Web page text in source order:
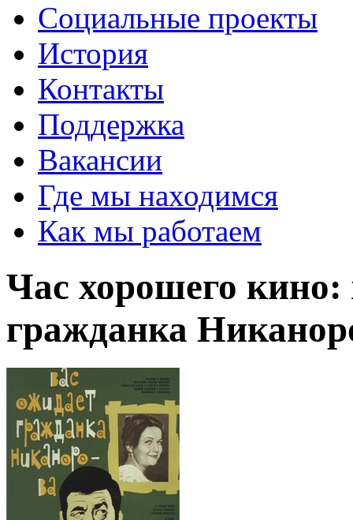
Социальные проекты
История
Контакты
Поддержка
Вакансии
Где мы находимся
Как мы работаем
Час хорошего
гражданка